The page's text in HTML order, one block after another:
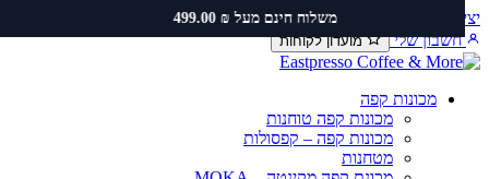
משלוח חינם מעל ₪ 499.00 קשר שירות ותיקונים תקנון משלוחים
חשבון שלי
מועדון לקוחות
מכונות קפה
מכונות קפה טוחנות
מכונות קפה – קפסולות
מטחנות